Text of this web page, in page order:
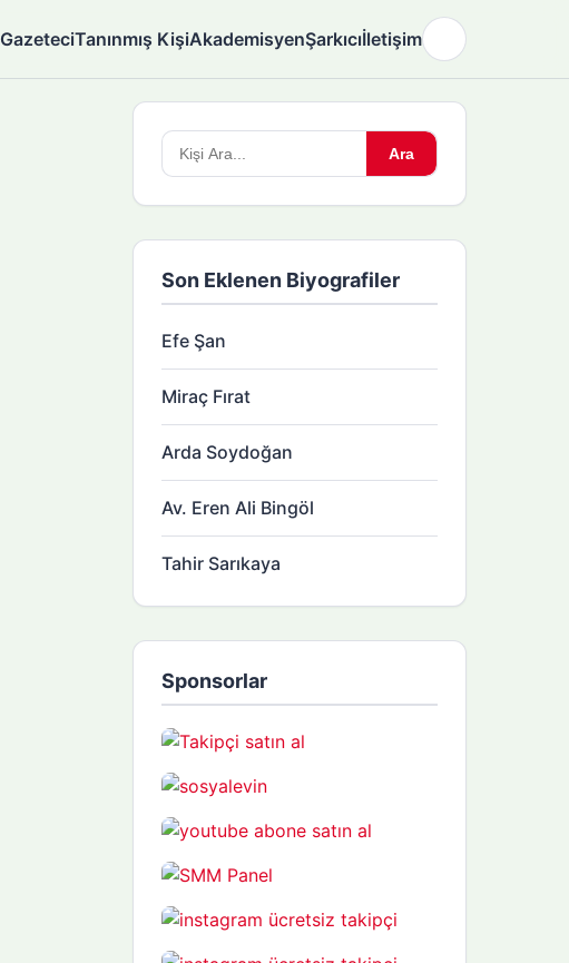
GazeteciTanınmış KişiAkademisyenŞarkıcıİletişim
Arama
yapın:
Ara
Son Eklenen Biyografiler
Efe Şan
Miraç Fırat
Arda Soydoğan
Av. Eren Ali Bingöl
Tahir Sarıkaya
Sponsorlar